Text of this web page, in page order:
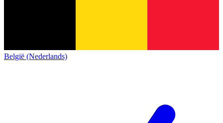
België (Nederlands)